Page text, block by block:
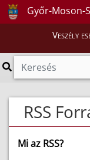
Győr-Moson-
Veszély
RSS
Mi az RSS?